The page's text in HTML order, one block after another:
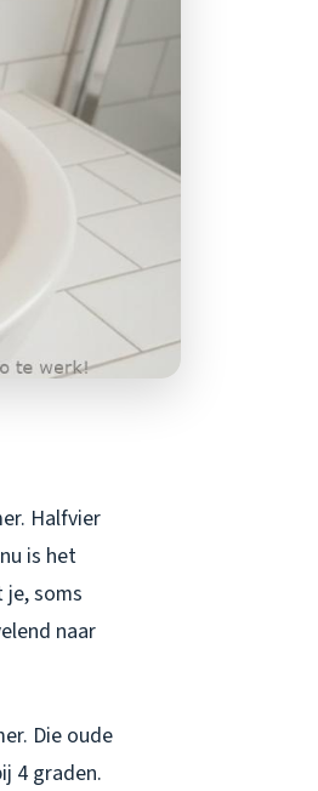
Halfvier
is het
je, soms
naar
Die oude
4 graden.